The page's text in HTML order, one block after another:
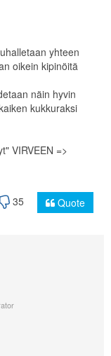
yhteen
oikein kipinöitä
näin hyvin
kukkuraksi
VIRVEEN =>
35 Quote